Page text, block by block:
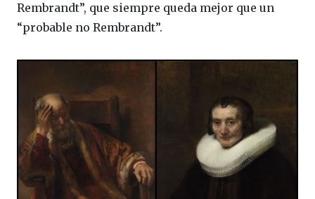
Rembrandt”, que siempre queda mejor que un
“probable no Rembrandt”.